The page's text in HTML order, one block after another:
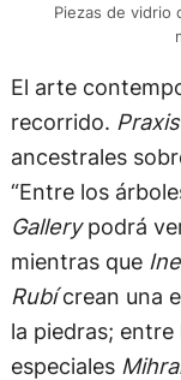
Piezas de vidrio
El arte
recorrido. Praxis
ancestrales
“Entre los
Gallerypodrá
mientras que
Rubícrean una
la piedras;
especiales